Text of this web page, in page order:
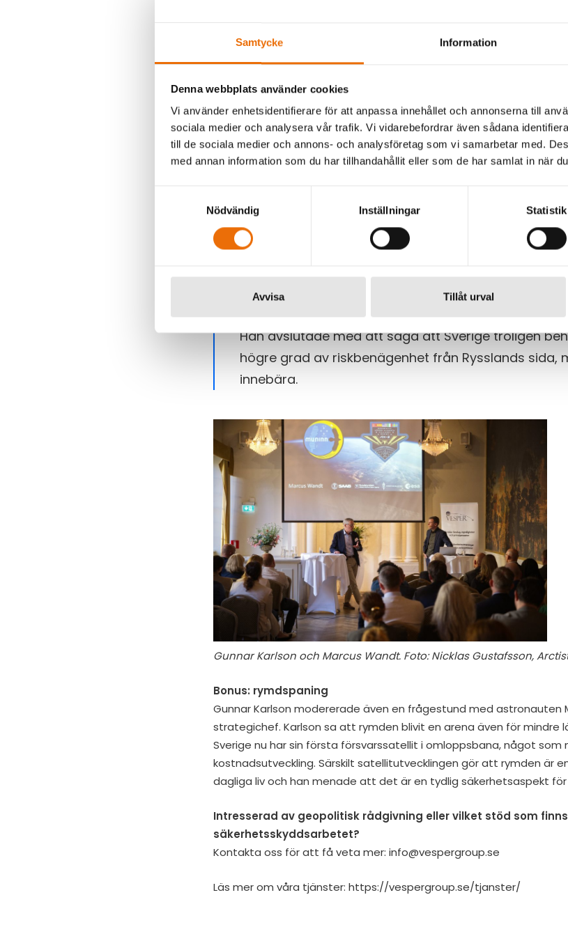
Samtycke Information
Denna webbplats använder cookies
Vi använder enhetsidentifierare för att anpassa innehållet och annonserna till
sociala medier och analysera vår trafik. Vi vidarebefordrar även sådana
till de sociala medier och annons- och analysföretag som vi samarbetar med.
med annan information som du har tillhandahållit eller som de har samlat in när
Nödvändig
Inställningar Statistik
Avvisa Tillåt urval
Deepfakes gör att du inte längre kan lita på rösten du hör på telefon
skärm och det krävs rutiner för att förvissa sig om att den man har
personen.
Motverkan och rapportering
Att motverka hybridhoten genom att åsamka motparten en
pekade på tre goda och legitima skäl:
moraliska skäl – den som skadar, ska själv lida skada,
Karlson påminde om att Säkerhetspolisen har pekat att inte allt
hybridangrepp visar sig vara det. Det krävs en kritisk analys, bra
inte uttala sig om vad saker är förrän man har tillräckliga fakta.
Han avslutade med att säga att Sverige troligen
högre grad av riskbenägenhet från Rysslands sida,
innebära.
Gunnar Karlson och Marcus Wandt. Foto: Nicklas Gustafsson,
Bonus: rymdspaning
Gunnar Karlson modererade även en frågestund med astronauten
strategichef. Karlson sa att rymden blivit en arena även för mindre
Sverige nu har sin första försvarssatellit i omloppsbana, något som
kostnadsutveckling. Särskilt satellitutvecklingen gör att rymden är
dagliga liv och han menade att det är en tydlig säkerhetsaspekt för
Intresserad av geopolitisk rådgivning eller vilket stöd som
säkerhetsskyddsarbetet?
Kontakta oss för att få veta mer: info@vespergroup.se
Läs mer om våra tjänster: https://vespergroup.se/tjanster/